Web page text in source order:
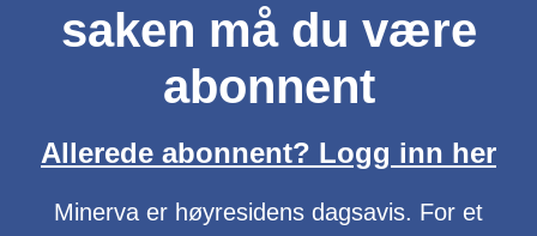
saken må du være
abonnent
Allerede abonnent? Logg inn her
Minerva er høyresidens dagsavis. For et